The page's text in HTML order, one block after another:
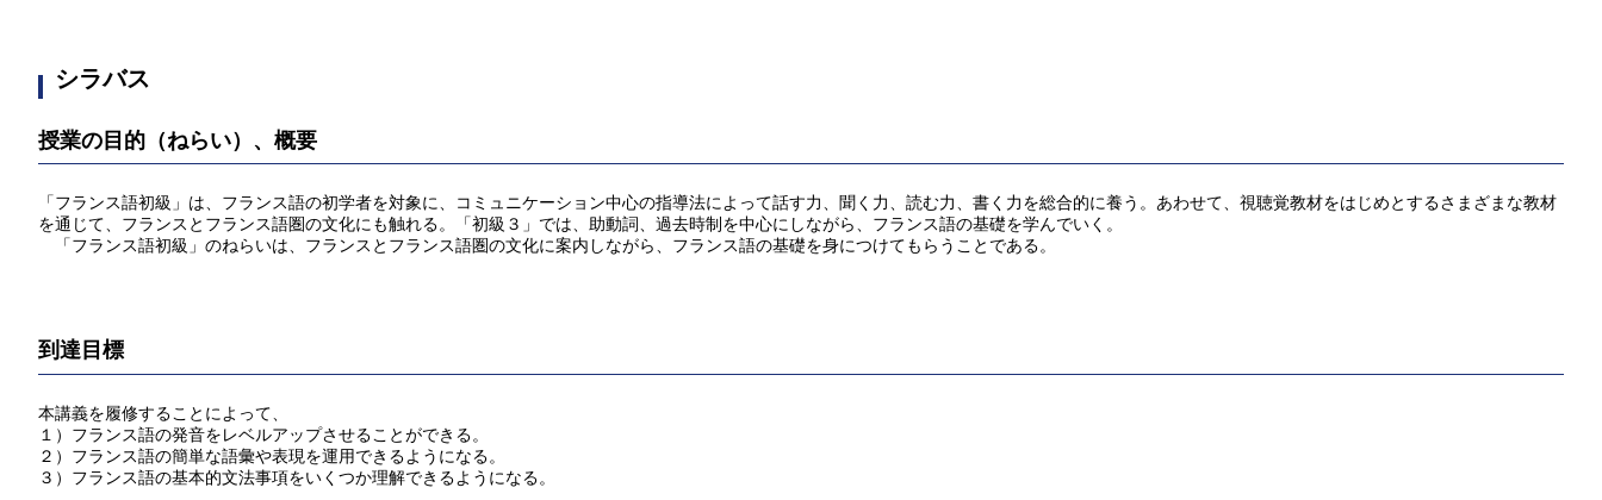
シラバス
授業の目的（ねらい）、概要
「フランス語初級」は、フランス語の初学者を対象に、コミュニケーション中心の指導法によって話す力、聞く力、読む力、書く力を総合的に養う。あわせて、視聴覚教材をはじめとするさまざまな教材
を通じて、フランスとフランス語圏の文化にも触れる。「初級３」では、助動詞、過去時制を中心にしながら、フランス語の基礎を学んでいく。
「フランス語初級」のねらいは、フランスとフランス語圏の文化に案内しながら、フランス語の基礎を身につけてもらうことである。
到達目標
本講義を履修することによって、
１）フランス語の発音をレベルアップさせることができる。
２）フランス語の簡単な語彙や表現を運用できるようになる。
３）フランス語の基本的文法事項をいくつか理解できるようになる。